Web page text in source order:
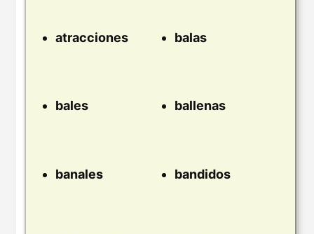
atracciones balas
bales ballenas
banales bandidos